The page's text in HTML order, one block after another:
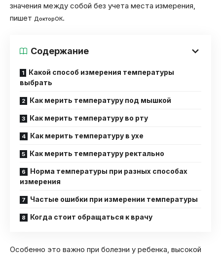
значения между собой без учета места измерения,
пишет ДокторОК.
Содержание
Какой способ измерения температуры
выбрать
Как мерить температуру под мышкой
Как мерить температуру во рту
Как мерить температуру в ухе
Как мерить температуру ректально
Норма температуры при разных способах
измерения
Частые ошибки при измерении температуры
Когда стоит обращаться к врачу
Особенно это важно при болезни у ребенка, высокой